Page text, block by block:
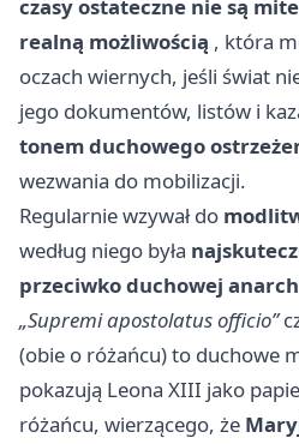
czasy ostateczne nie są
realną możliwością , która
oczach wiernych, jeśli świat
jego dokumentów, listów i
tonem duchowego
wezwania do mobilizacji.
Regularnie wzywał do
według niego była
przeciwko duchowej
„Supremi apostolatus officio”
(obie o różańcu) to duchowe
pokazują Leona XIII jako
różańcu, wierzącego, że